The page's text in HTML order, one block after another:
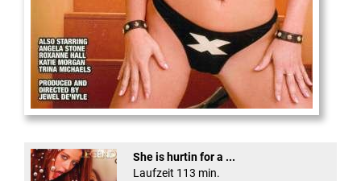
XXX Platinum Blondes #3
She is hurtin for a ...
Laufzeit 113 min.